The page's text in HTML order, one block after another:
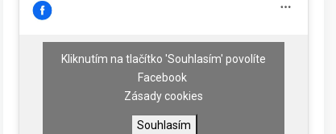
Kliknutím na tlačítko 'Souhlasím' povolíte
Facebook
Zásady cookies
Souhlasím